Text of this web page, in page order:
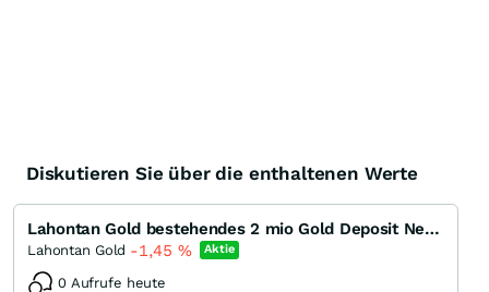
Diskutieren Sie über die enthaltenen Werte
Lahontan Gold bestehendes 2 mio Gold Deposit Nevada und Minenstart absehbar
Lahontan Gold -1,45 % Aktie
0 Aufrufe heute